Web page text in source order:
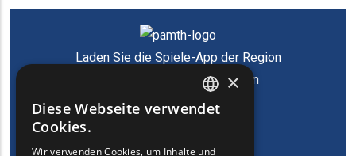
Laden Sie die Spiele-App der Region
Ostmazedonien und Thrakien
ENGLISH
×
Diese Webseite verwendet
Cookies.
Wir verwenden Cookies, um Inhalte und